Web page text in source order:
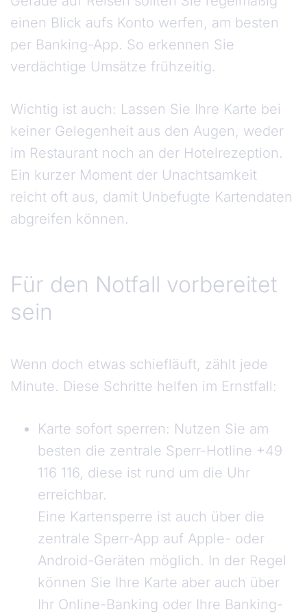
einen Blick aufs Konto werfen, am besten
per Banking-App. So erkennen Sie
verdächtige Umsätze frühzeitig.
Wichtig ist auch: Lassen Sie Ihre Karte bei
keiner Gelegenheit aus den Augen, weder
im Restaurant noch an der Hotelrezeption.
Ein kurzer Moment der Unachtsamkeit
reicht oft aus, damit Unbefugte Kartendaten
abgreifen können.
Für den Notfall vorbereitet
sein
Wenn doch etwas schiefläuft, zählt jede
Minute. Diese Schritte helfen im Ernstfall:
Karte sofort sperren: Nutzen Sie am
besten die zentrale Sperr-Hotline +49
116 116, diese ist rund um die Uhr
erreichbar.
Eine Kartensperre ist auch über die
zentrale Sperr-App auf Apple- oder
Android-Geräten möglich. In der Regel
können Sie Ihre Karte aber auch über
Ihr Online-Banking oder Ihre Banking-